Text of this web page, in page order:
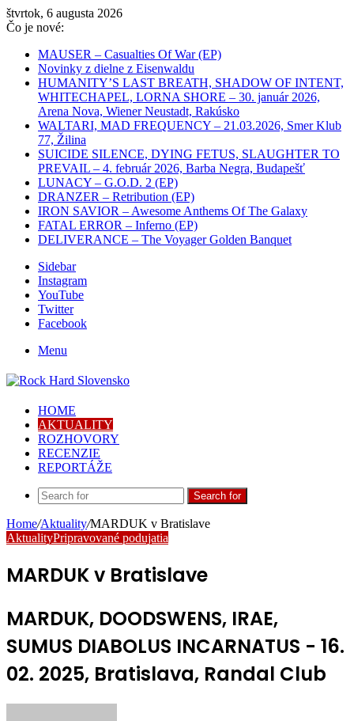
štvrtok, 6 augusta 2026
Čo je nové:
MAUSER – Casualties Of War (EP)
Novinky z dielne z Eisenwaldu
HUMANITY’S LAST BREATH, SHADOW OF INTENT,
WHITECHAPEL, LORNA SHORE – 30. január 2026,
Arena Nova, Wiener Neustadt, Rakúsko
WALTARI, MAD FREQUENCY – 21.03.2026, Smer Klub
77, Žilina
SUICIDE SILENCE, DYING FETUS, SLAUGHTER TO
PREVAIL – 4. február 2026, Barba Negra, Budapešť
LUNACY – G.O.D. 2 (EP)
DRANZER – Retribution (EP)
IRON SAVIOR – Awesome Anthems Of The Galaxy
FATAL ERROR – Inferno (EP)
DELIVERANCE – The Voyager Golden Banquet
Sidebar
Instagram
YouTube
Twitter
Facebook
Menu
HOME
AKTUALITY
ROZHOVORY
RECENZIE
REPORTÁŽE
Search for
Home/Aktuality/MARDUK v Bratislave
AktualityPripravované podujatia
MARDUK v Bratislave
MARDUK, DOODSWENS, IRAE,
SUMUS DIABOLUS INCARNATUS - 16.
02. 2025, Bratislava, Randal Club